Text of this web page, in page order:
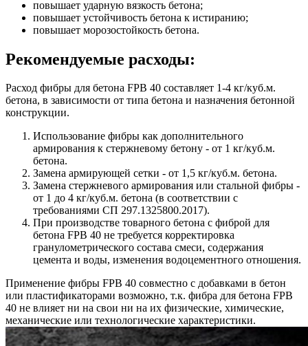
повышает ударную вязкость бетона;
повышает устойчивость бетона к истиранию;
повышает морозостойкость бетона.
Рекомендуемые расходы:
Расход фибры для бетона FPB 40 составляет 1-4 кг/куб.м.
бетона, в зависимости от типа бетона и назначения бетонной
конструкции.
Использование фибры как дополнительного
армирования к стержневому бетону - от 1 кг/куб.м.
бетона.
Замена армирующей сетки - от 1,5 кг/куб.м. бетона.
Замена стержневого армирования или стальной фибры -
от 1 до 4 кг/куб.м. бетона (в соответствии с
требованиями СП 297.1325800.2017).
При производстве товарного бетона с фиброй для
бетона FPB 40 не требуется корректировка
гранулометрического состава смеси, содержания
цемента и воды, изменения водоцементного отношения.
Применение фибры FPB 40 совместно с добавками в бетон
или пластификаторами возможно, т.к. фибра для бетона FPB
40 не влияет ни на свои ни на их физические, химические,
механические или технологические характеристики.